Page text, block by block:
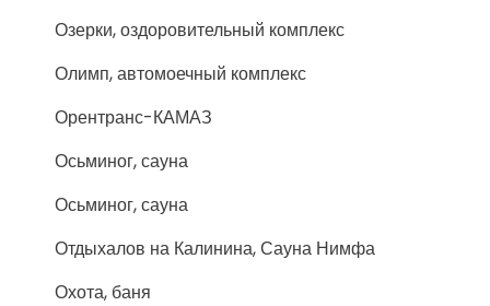
Озерки, оздоровительный комплекс
Олимп, автомоечный комплекс
Орентранс-КАМАЗ
Осьминог, сауна
Осьминог, сауна
Отдыхалов на Калинина, Сауна Нимфа
Охота, баня